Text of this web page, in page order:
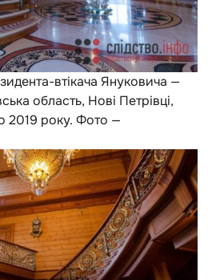
втікача Януковича —
область, Нові Петрівці,
2019 року. Фото —